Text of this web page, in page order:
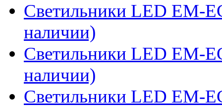
Светильники LED EM-
наличии)
Светильники LED EM-
наличии)
Светильники LED EM-